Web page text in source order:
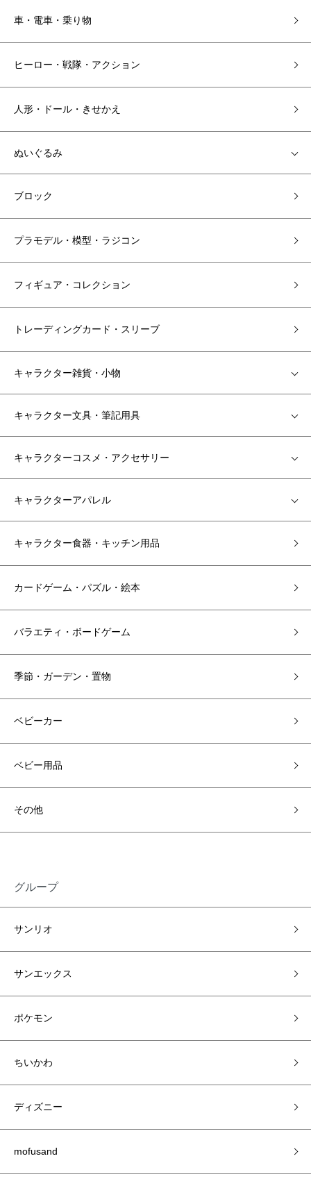
車・電車・乗り物
ヒーロー・戦隊・アクション
人形・ドール・きせかえ
ぬいぐるみ
ブロック
プラモデル・模型・ラジコン
フィギュア・コレクション
トレーディングカード・スリーブ
キャラクター雑貨・小物
キャラクター文具・筆記用具
キャラクターコスメ・アクセサリー
キャラクターアパレル
キャラクター食器・キッチン用品
カードゲーム・パズル・絵本
バラエティ・ボードゲーム
季節・ガーデン・置物
ベビーカー
ベビー用品
その他
グループ
サンリオ
サンエックス
ポケモン
ちいかわ
ディズニー
mofusand